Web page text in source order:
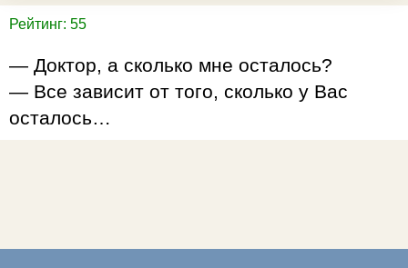
Рейтинг: 55
— Доктор, а сколько мне осталось?
— Все зависит от того, сколько у Вас
осталось…